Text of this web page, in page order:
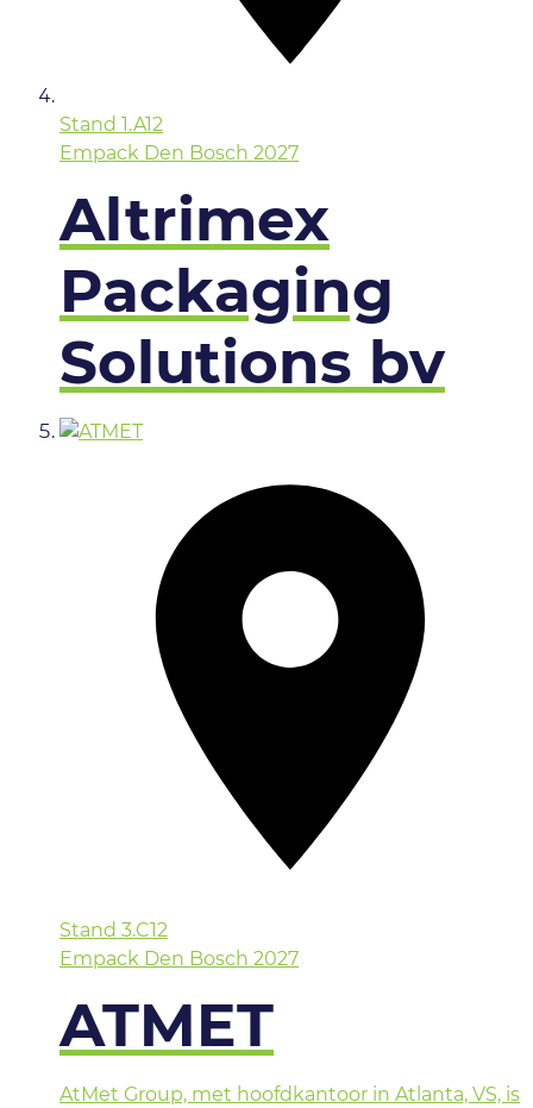
Stand 1.A12
Empack Den Bosch 2027
Altrimex
Packaging
Solutions bv
Stand 3.C12
Empack Den Bosch 2027
ATMET
AtMet Group, met hoofdkantoor in Atlanta, VS, is